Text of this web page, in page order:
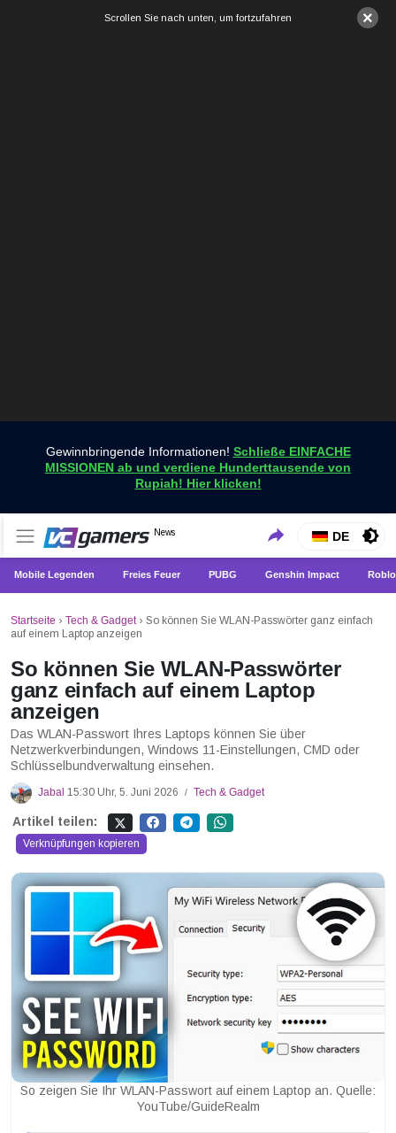
×
Scrollen Sie nach unten, um fortzufahren
Gewinnbringende Informationen! Schließe EINFACHE
MISSIONEN ab und verdiene Hunderttausende von
Rupiah! Hier klicken!
VCGamers-Neuigkeiten
News
Holen Sie sich die neuesten Spielnachrichten nur bei
VCGamers
DE
Mobile Legenden Freies Feuer PUBG Genshin Impact
Startseite › Tech & Gadget› So können Sie WLAN-Passwörter ganz einfach
auf einem Laptop anzeigen
So können Sie WLAN-Passwörter
ganz einfach auf einem Laptop
anzeigen
Das WLAN-Passwort Ihres Laptops können Sie über
Netzwerkverbindungen, Windows 11-Einstellungen, CMD oder
Schlüsselbundverwaltung einsehen.
Jabal 15:30 Uhr, 5. Juni 2026 / Tech & Gadget
Artikel teilen:
Verknüpfungen kopieren
So zeigen Sie Ihr WLAN-Passwort auf einem Laptop an. Quelle:
YouTube/GuideRealm